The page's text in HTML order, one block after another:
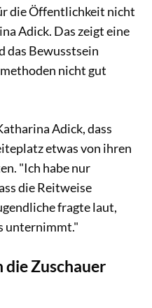
die Öffentlichkeit nicht
Adick. Das zeigt eine
das Bewusstsein
nicht gut
Adick, dass
etwas von ihren
"Ich habe nur
die Reitweise
fragte laut,
unternimmt."
Zuschauer